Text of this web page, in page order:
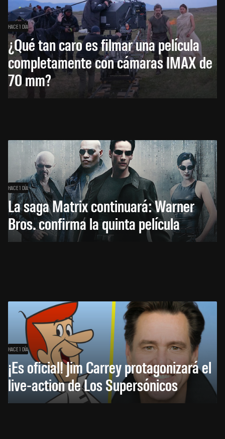
HACE 1 DÍA
¿Qué tan caro es filmar una película
completamente con cámaras IMAX de
70 mm?
HACE 1 DÍA
La saga Matrix continuará: Warner
Bros. confirma la quinta película
HACE 1 DÍA
¡Es oficial! Jim Carrey protagonizará el
live-action de Los Supersónicos